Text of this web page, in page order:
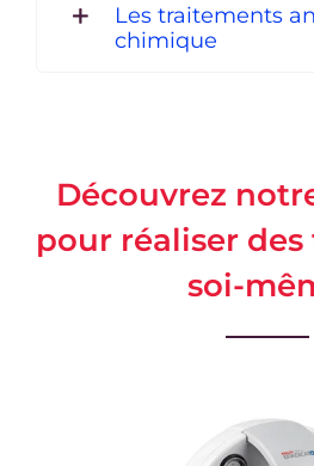
Les traitements
chimique
Découvrez
pour réaliser
soi-